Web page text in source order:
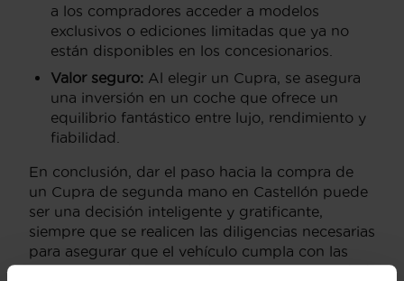
a los compradores acceder a modelos
exclusivos o ediciones limitadas que ya no
están disponibles en los concesionarios.
Valor seguro: Al elegir un Cupra, se asegura
una inversión en un coche que ofrece un
equilibrio fantástico entre lujo, rendimiento y
fiabilidad.
En conclusión, dar el paso hacia la compra de
un Cupra de segunda mano en Castellón puede
ser una decisión inteligente y gratificante,
siempre que se realicen las diligencias necesarias
para asegurar que el vehículo cumpla con las
expectativas del comprador en cuanto a calidad